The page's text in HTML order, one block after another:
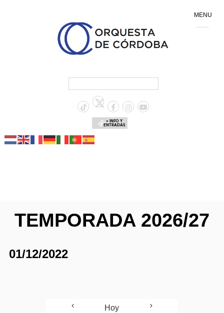
+ INFO Y
ENTRADAS
TEMPORADA 2026/27
01/12/2022
Hoy
MENU